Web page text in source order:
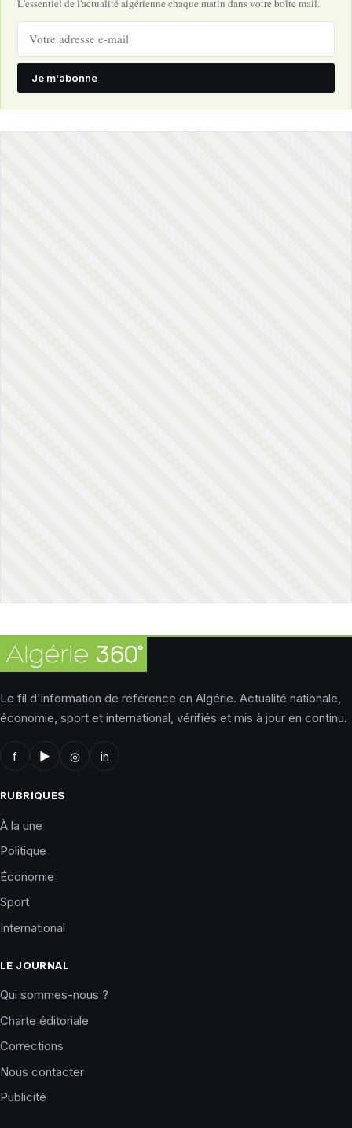
L'essentiel de l'actualité algérienne chaque matin dans votre boîte mail.
Je m'abonne
Le fil d'information de référence en Algérie. Actualité nationale,
économie, sport et international, vérifiés et mis à jour en continu.
f ▶ ◎ in
RUBRIQUES
À la une
Politique
Économie
Sport
International
LE JOURNAL
Qui sommes-nous ?
Charte éditoriale
Corrections
Nous contacter
Publicité